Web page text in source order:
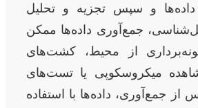
و سپس تجزیه و تحلیل
جمع‌آوری داده‌ها ممکن
از محیط، کشت‌های
میکروسکوپی یا تست‌های
از جمع‌آوری، داده‌ها با استفاده